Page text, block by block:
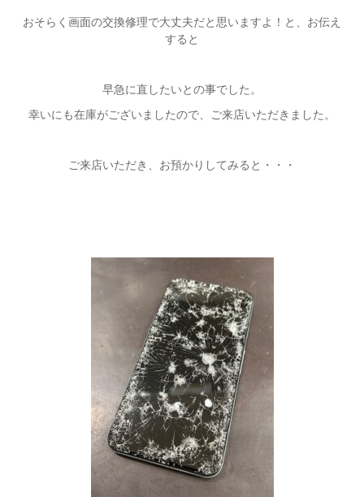
おそらく画面の交換修理で大丈夫だと思いますよ！と、お伝え
すると
早急に直したいとの事でした。
幸いにも在庫がございましたので、ご来店いただきました。
ご来店いただき、お預かりしてみると・・・